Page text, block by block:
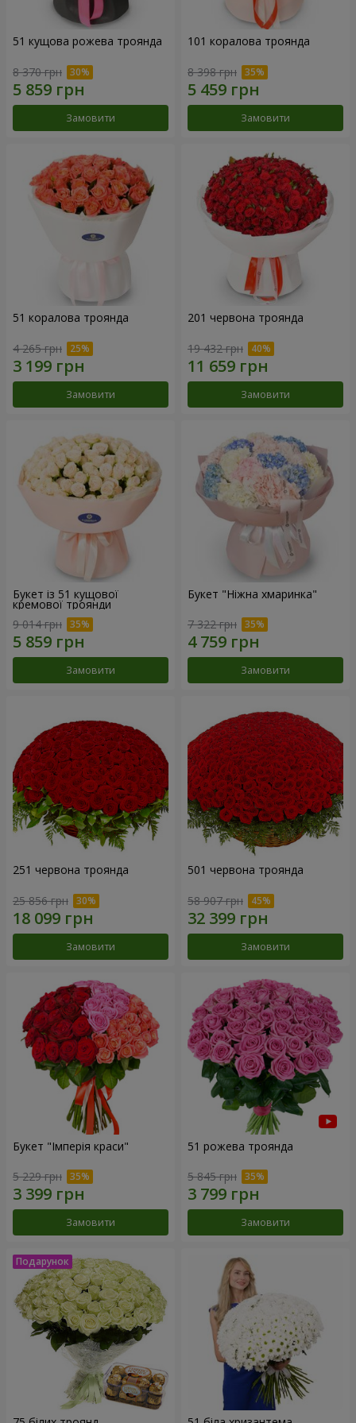
51 кущова рожева троянда
8 370 грн
Замовити
101 коралова троянда
8 398 грн
Замовити
51 коралова троянда
4 265 грн
Замовити
201 червона троянда
19 432 грн
Замовити
Букет із 51 кущової
кремової троянди
9 014 грн
Замовити
Букет "Ніжна хмаринка"
7 322 грн
Замовити
251 червона троянда
25 856 грн
Замовити
501 червона троянда
58 907 грн
Замовити
Букет "Імперія краси"
5 229 грн
Замовити
51 рожева троянда
5 845 грн
Замовити